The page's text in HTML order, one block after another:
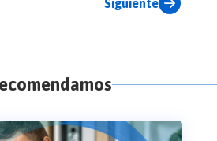
Siguiente